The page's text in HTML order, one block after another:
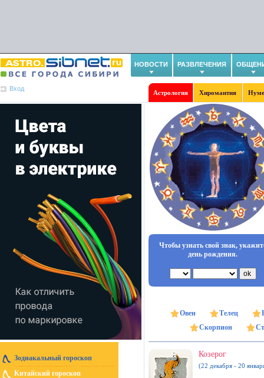
НОВОСТИ РАЗВЛЕЧЕНИЯ
Вход
Астрология Хиромантия
Зодиакальный гороскоп
Китайский гороскоп
Чтобы узнать свой знак,
день рождения.
Овен Телец
Скорпион
Козерог
(22 декабря - 20